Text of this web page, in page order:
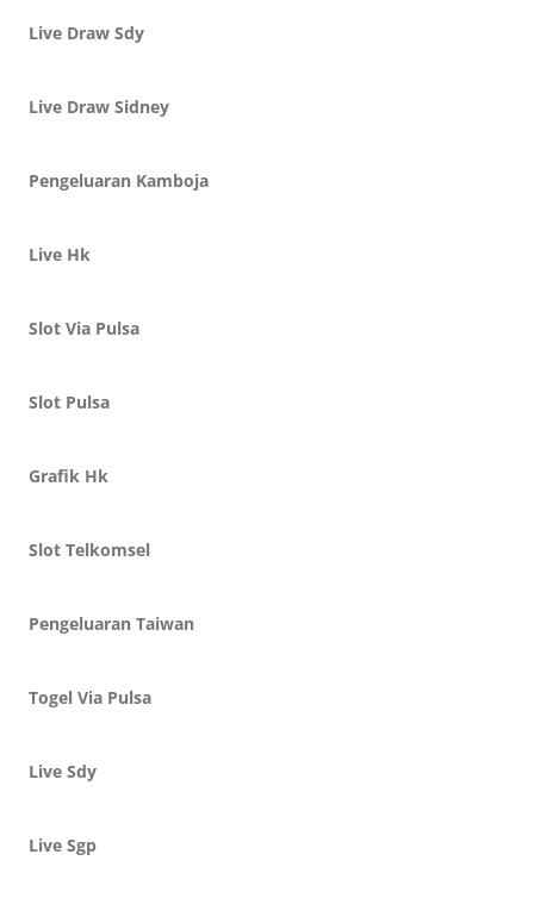
Live Draw Sdy
Live Draw Sidney
Pengeluaran Kamboja
Live Hk
Slot Via Pulsa
Slot Pulsa
Grafik Hk
Slot Telkomsel
Pengeluaran Taiwan
Togel Via Pulsa
Live Sdy
Live Sgp